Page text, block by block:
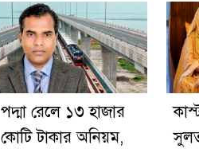
পদ্মা রেলে ১৩ হাজার
কোটি টাকার অনিয়ম,